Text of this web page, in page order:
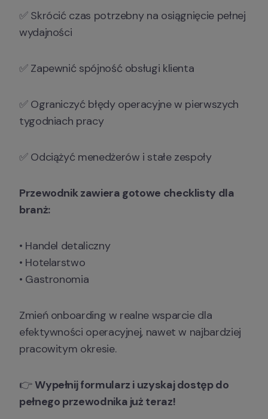
✅ Skrócić czas potrzebny na osiągnięcie pełnej
wydajności
✅ Zapewnić spójność obsługi klienta
✅ Ograniczyć błędy operacyjne w pierwszych
tygodniach pracy
✅ Odciążyć menedżerów i stałe zespoły
Przewodnik zawiera gotowe checklisty dla
branż:
• Handel detaliczny
• Hotelarstwo
• Gastronomia
Zmień onboarding w realne wsparcie dla
efektywności operacyjnej, nawet w najbardziej
pracowitym okresie.
👉 Wypełnij formularz i uzyskaj dostęp do
pełnego przewodnika już teraz!